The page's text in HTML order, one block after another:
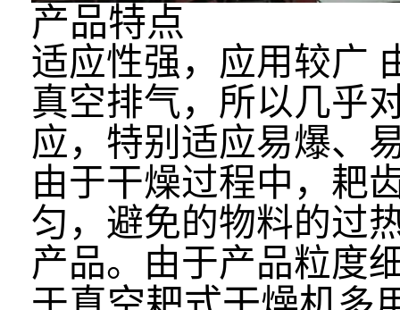
产品特点
适应性强，应用较广
真空排气，所以几乎
应，特别适应易爆、
由于干燥过程中，耙
匀，避免的物料的过
产品。由于产品粒度